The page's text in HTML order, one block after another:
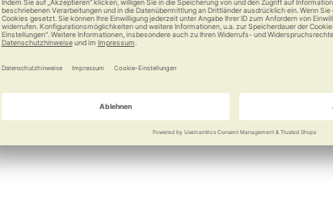
116,91 €
Vergleichen
74,90 €